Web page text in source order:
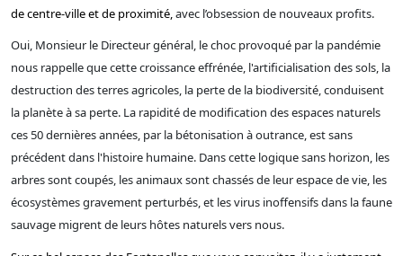
de centre-ville et de proximité,avec l’obsession de nouveaux profits.
Oui, Monsieur le Directeur général, le choc provoqué par la pandémie
nous rappelle que cette croissance effrénée, l'artificialisation des sols, la
destruction des terres agricoles, la perte de la biodiversité, conduisent
la planète à sa perte. La rapidité de modification des espaces naturels
ces 50 dernières années, par la bétonisation à outrance, est sans
précédent dans l'histoire humaine. Dans cette logique sans horizon, les
arbres sont coupés, les animaux sont chassés de leur espace de vie, les
écosystèmes gravement perturbés, et les virus inoffensifs dans la faune
sauvage migrent de leurs hôtes naturels vers nous.